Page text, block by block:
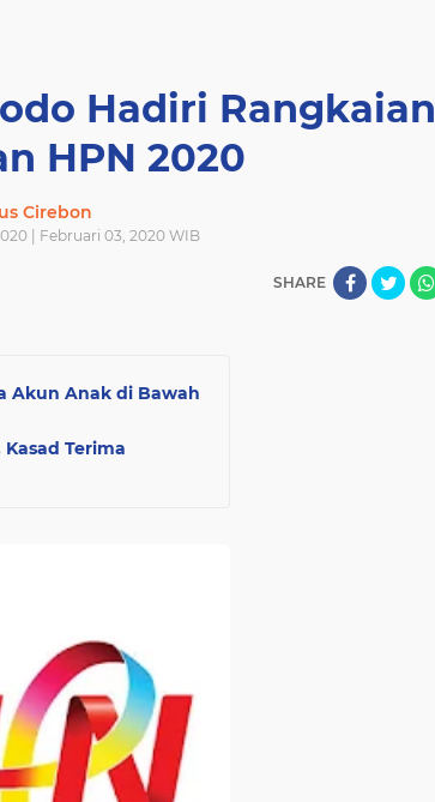
Hadiri Rangkaian
HPN 2020
Cirebon
| Februari 03, 2020 WIB
SHARE
Akun Anak di Bawah
Terima